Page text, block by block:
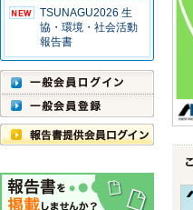
TSUNAGU2026 生
協・環境・社会活動
報告書